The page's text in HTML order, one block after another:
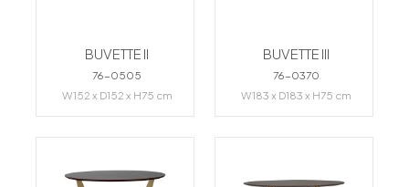
BUVETTE II
76-0505
W152 x D152 x H75 cm
BUVETTE III
76-0370
W183 x D183 x H75 cm